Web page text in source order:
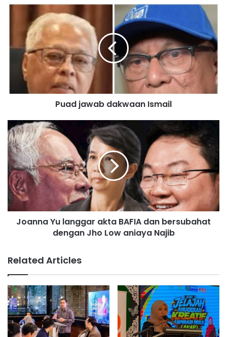
P
b
w
a
a
n
I
s
m
a
Puad jawab dakwaan Ismail
o
a
n
n
a
Y
u
l
a
r
a
k
t
a
B
Joanna Yu langgar akta BAFIA dan bersubahat
dengan Jho Low aniaya Najib
Related Articles